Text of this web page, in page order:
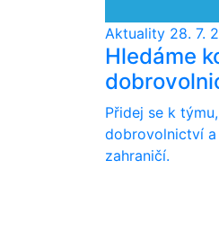
Aktuality 28. 7.
Hledáme
Přidej se k
dobrovolnictví a
zahraničí.